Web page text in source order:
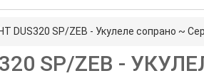
DUS320 SP/ZEB - Укулеле сопрано ~
SP/ZEB -